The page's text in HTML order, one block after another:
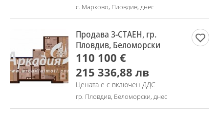
с. Марково, Пловдив, днес
Продава 3-СТАЕН, гр.
Пловдив, Беломорски
110 100 €
215 336,88 лв
Цената е с включен ДДС
гр. Пловдив, Беломорски, днес